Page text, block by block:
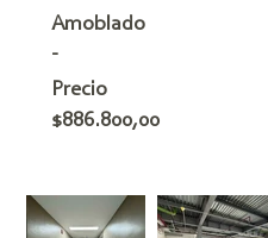
Amoblado
-
Precio
$886.800,00